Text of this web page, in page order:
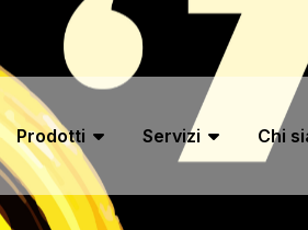
Prodotti Servizi Chi